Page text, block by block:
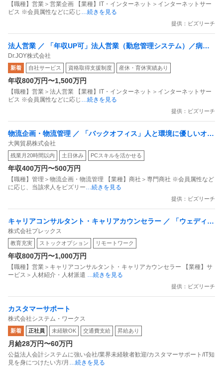
【職種】営業＞営業企画 【業種】IT・インターネット＞インターネットサー
ビス ※会員属性などに応じ …続きを見る
提供：ビズリーチ
法人営業 ／ 「年収UP可」法人営業（勤怠管理システム）／病院D
X
Dr.JOY株式会社
新着 自社サービス 資格取得支援制度 産休・育休実績あり
年収800万円〜1,500万円
【職種】営業＞法人営業 【業種】IT・インターネット＞インターネットサー
ビス ※会員属性などに応じ …続きを見る
提供：ビズリーチ
物流企画・物流管理 ／ 「バックオフィス」人と環境に優しいオー
ガニック商品を／バックオフィスから支える／ Excelスキルを活
かし／事業部の要として活躍しませんか？
大興貿易株式会社
残業月20時間以内 土日休み PCスキルを活かせる
年収400万円〜500万円
【職種】管理＞物流企画・物流管理 【業種】商社＞専門商社 ※会員属性など
に応じ、当該求人をビズリー…続きを見る
提供：ビズリーチ
キャリアコンサルタント・キャリアカウンセラー ／ 「ウェディン
グ／ブライダル業界との親和性あり」 両面キャリアアドバイザー
マネージャー候補
株式会社プレックス
教育充実 ストックオプション リモートワーク
年収800万円〜1,000万円
【職種】営業＞キャリアコンサルタント・キャリアカウンセラー 【業種】サ
ービス＞人材紹介・人材派遣 …続きを見る
提供：ビズリーチ
カスタマーサポート
株式会社システム・ワークス
新着 正社員 未経験OK 交通費支給 昇給あり
月給28万円〜60万円
公益法人会計システムに強い会社/業界未経験者歓迎/カスタマーサポート/IT知
見を身につけたい方/月 …続きを見る